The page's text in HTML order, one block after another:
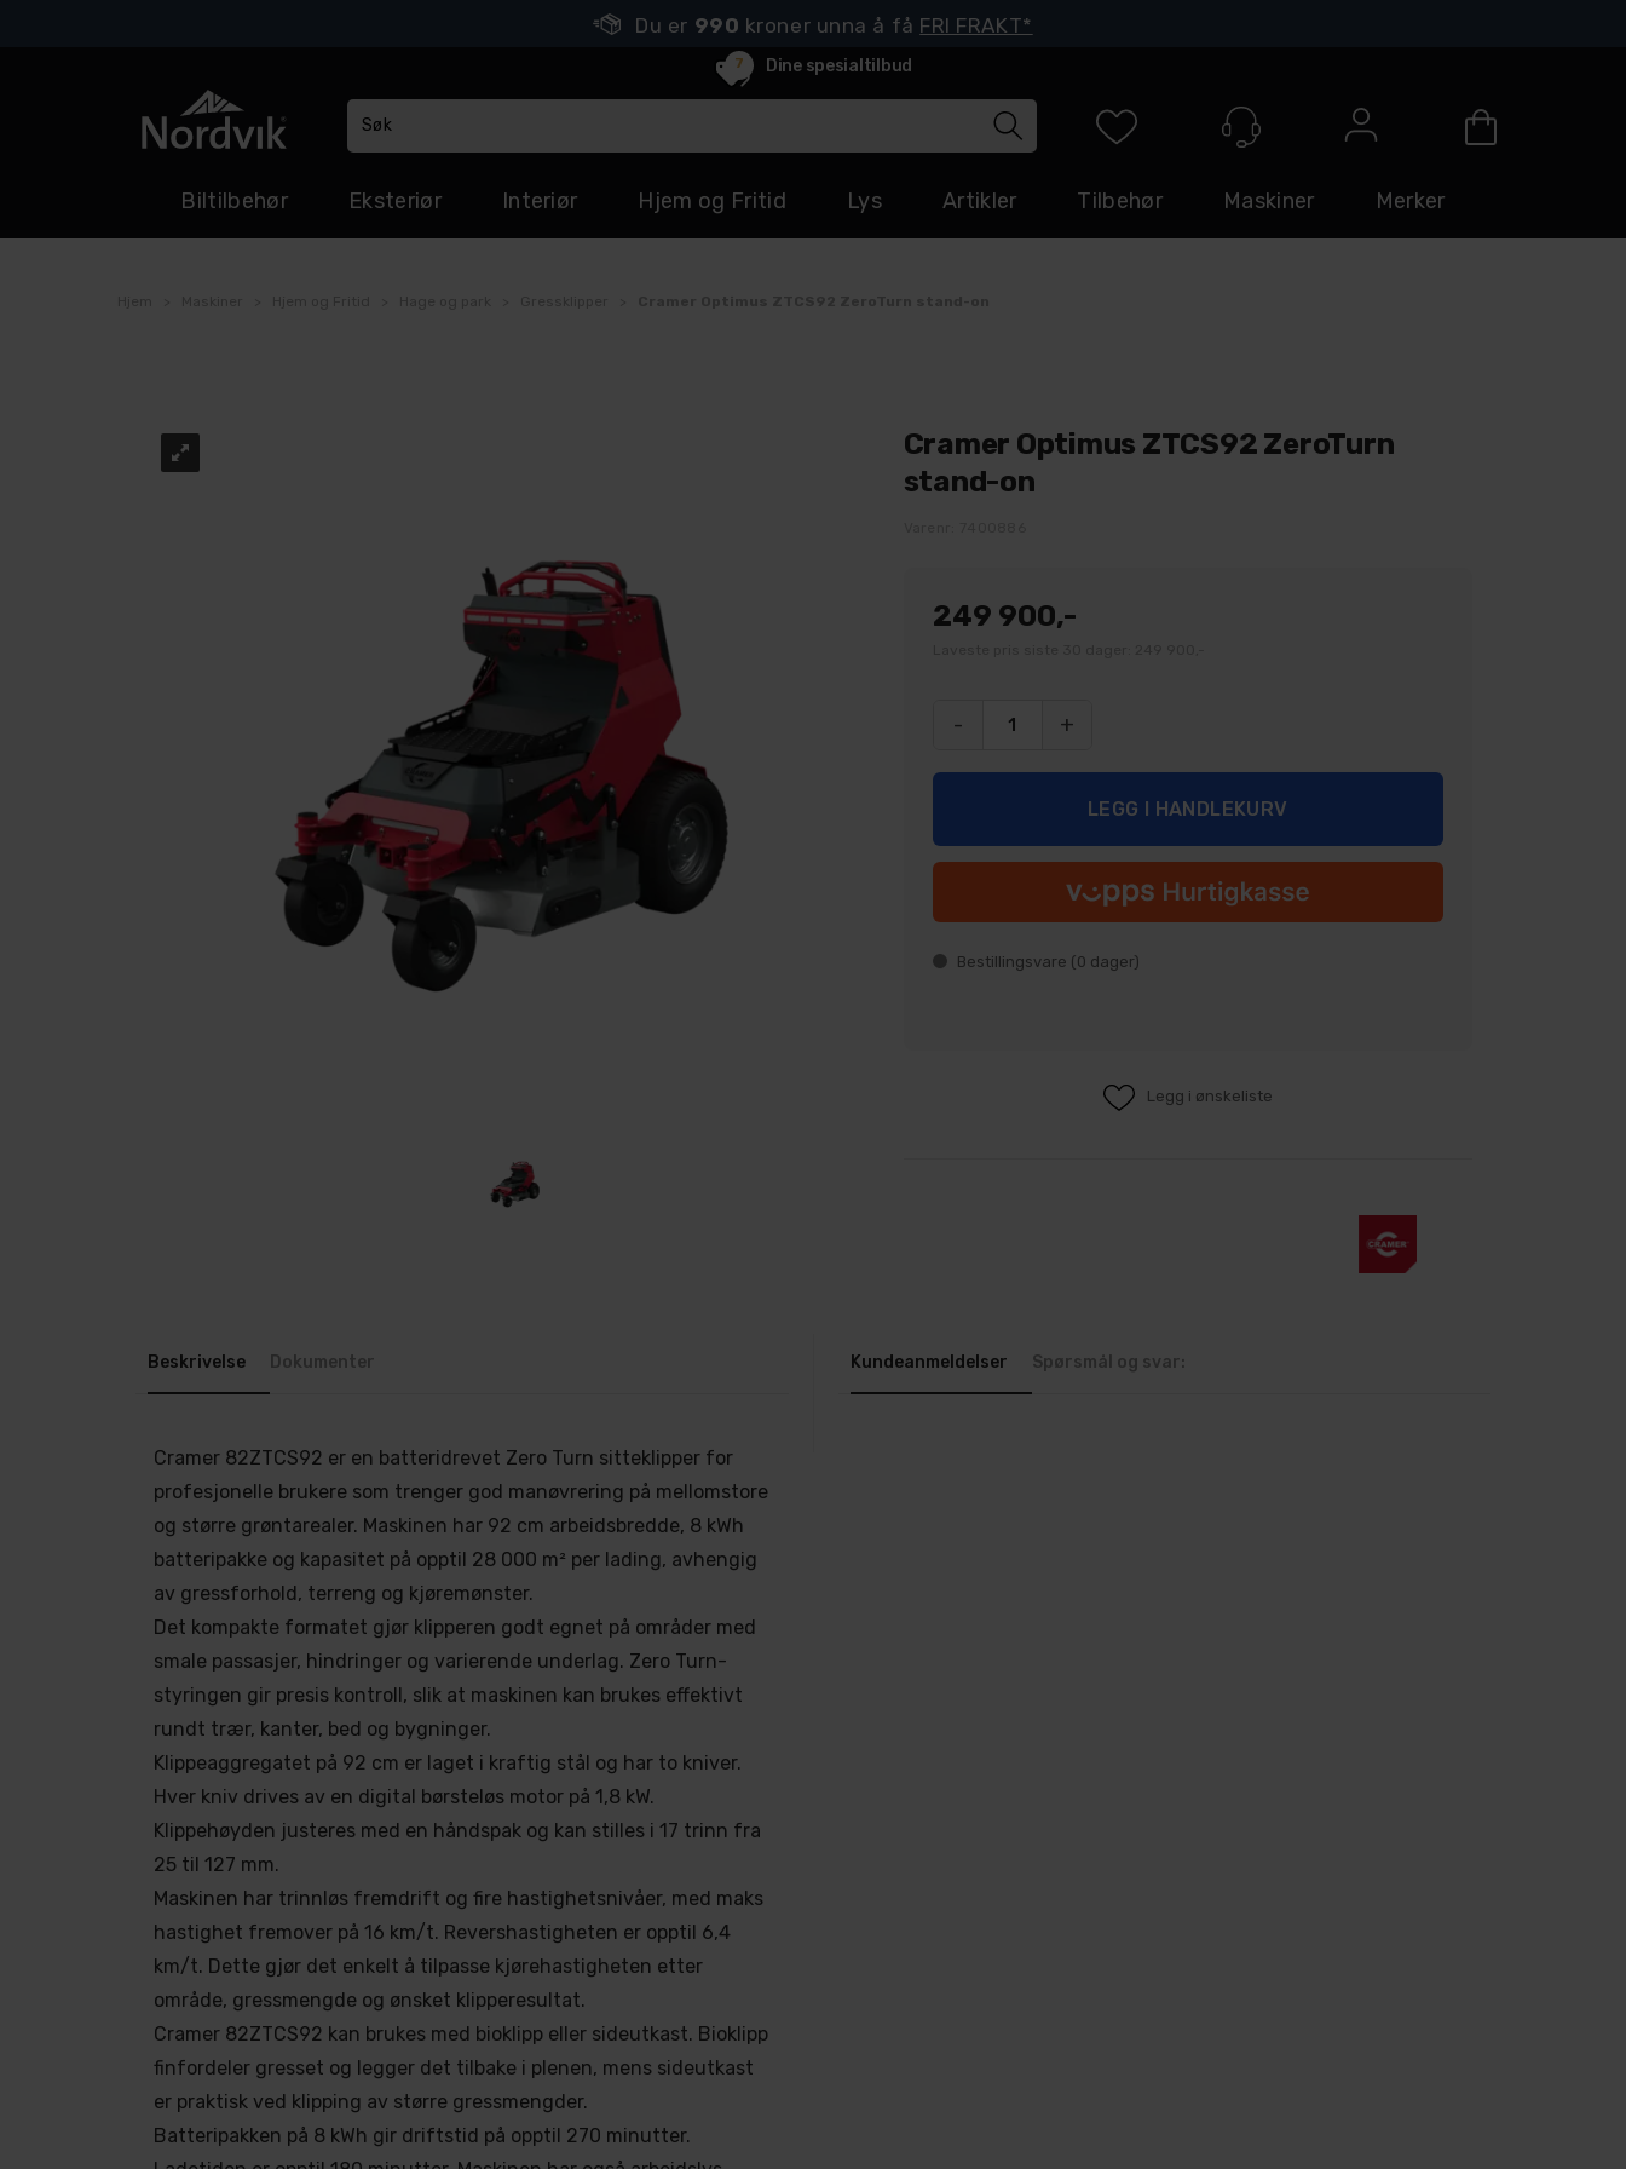
7 Dine spesialtilbud
Biltilbehør Eksteriør Interiør Hjem og Fritid Lys Artikler Tilbehør Maskiner Merker
Du er 990 kroner unna å få FRI FRAKT*
Cramer Optimus ZTCS92 ZeroTurn
stand-on
249 900,-
- +
Bestillingsvare (0 dager)
Legg i ønskeliste
Beskrivelse Dokumenter
Cramer 82ZTCS92 er en batteridrevet Zero Turn sitteklipper for
profesjonelle brukere som trenger god manøvrering på mellomstore
og større grøntarealer. Maskinen har 92 cm arbeidsbredde, 8 kWh
batteripakke og kapasitet på opptil 28 000 m² per lading, avhengig
av gressforhold, terreng og kjøremønster.
Det kompakte formatet gjør klipperen godt egnet på områder med
smale passasjer, hindringer og varierende underlag. Zero Turn-
styringen gir presis kontroll, slik at maskinen kan brukes effektivt
rundt trær, kanter, bed og bygninger.
Klippeaggregatet på 92 cm er laget i kraftig stål og har to kniver.
Hver kniv drives av en digital børsteløs motor på 1,8 kW.
Klippehøyden justeres med en håndspak og kan stilles i 17 trinn fra
25 til 127 mm.
Maskinen har trinnløs fremdrift og fire hastighetsnivåer, med maks
hastighet fremover på 16 km/t. Revershastigheten er opptil 6,4
km/t. Dette gjør det enkelt å tilpasse kjørehastigheten etter
område, gressmengde og ønsket klipperesultat.
Cramer 82ZTCS92 kan brukes med bioklipp eller sideutkast. Bioklipp
finfordeler gresset og legger det tilbake i plenen, mens sideutkast
er praktisk ved klipping av større gressmengder.
Batteripakken på 8 kWh gir driftstid på opptil 270 minutter.
Kundeanmeldelser Spørsmål og svar: